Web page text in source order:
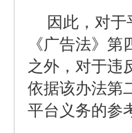
因此，对
《广告法》
之外，对于违
依据该办法第
平台义务的参